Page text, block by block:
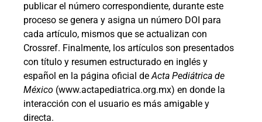
publicar el número correspondiente, durante este
proceso se genera y asigna un número DOI para
cada artículo, mismos que se actualizan con
Crossref. Finalmente, los artículos son presentados
con título y resumen estructurado en inglés y
español en la página oficial deActa Pediátrica de
México (www.actapediatrica.org.mx) en donde la
interacción con el usuario es más amigable y
directa.